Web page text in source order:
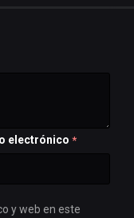
electrónico *
y web en este